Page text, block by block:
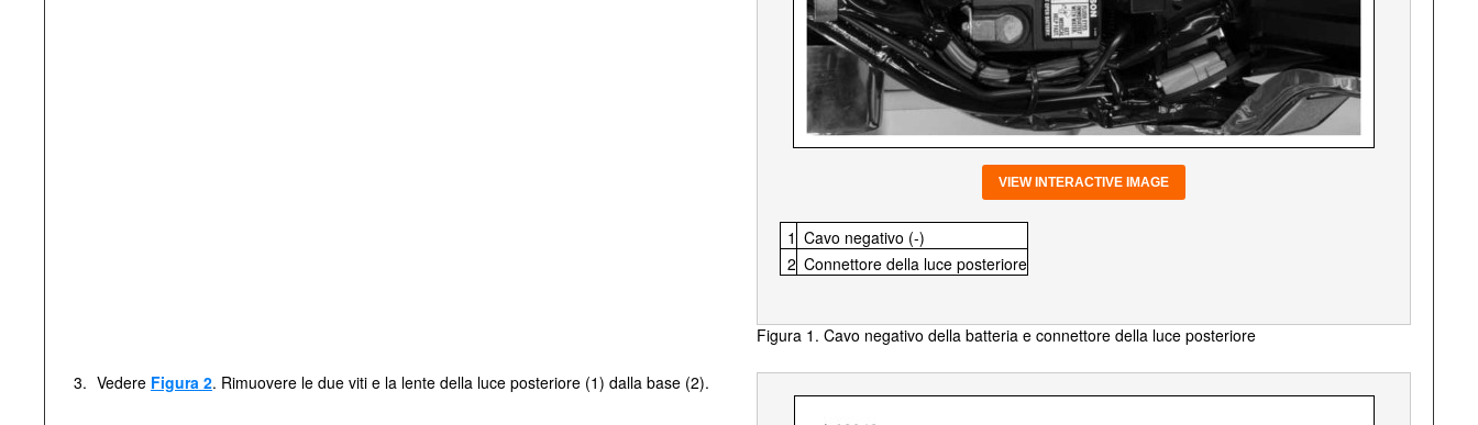
VIEW INTERACTIVE IMAGE
1 Cavo negativo (- )
2 Connettore della luce posteriore
Figura 1. Cavo negativo della batteria e connettore della luce posteriore
3. Vedere Figura 2. Rimuovere le due viti e la lente della luce posteriore (1) dalla base (2).